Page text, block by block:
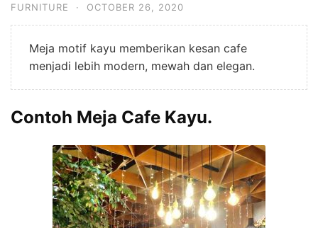
FURNITURE · OCTOBER 26, 2020
Meja motif kayu memberikan kesan cafe
menjadi lebih modern, mewah dan elegan.
Contoh Meja Cafe Kayu.